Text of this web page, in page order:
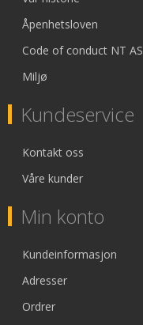
Åpenhetsloven
Code of conduct NT AS
Miljø
Kundeservice
Kontakt oss
Våre kunder
Min konto
Kundeinformasjon
Adresser
Ordrer